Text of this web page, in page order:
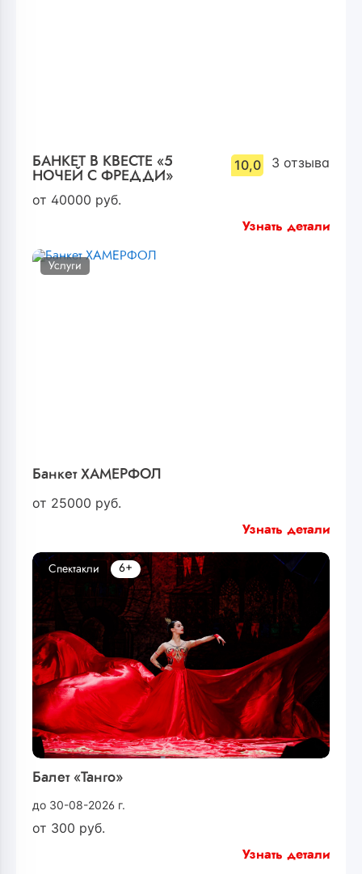
БАНКЕТ В КВЕСТЕ «5
НОЧЕЙ С ФРЕДДИ»
10,0 3 отзыва
от 40000 руб.
Узнать детали
Банкет ХАМЕРФОЛ
от 25000 руб.
Услуги
Узнать детали
Балет «Танго»
до 30-08-2026 г.
от 300 руб.
Спектакли 6+
Узнать детали